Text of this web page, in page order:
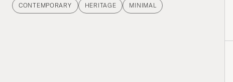
CONTEMPORARY HERITAGE MINIMAL